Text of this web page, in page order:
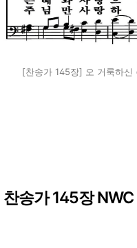
[찬송가 145장] 오 거룩하
찬송가 145장